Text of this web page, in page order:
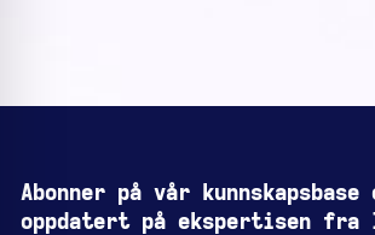
Abonner på vår kunnskapsbase
oppdatert på ekspertisen fra